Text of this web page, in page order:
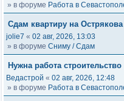
» в форуме Работа в
Сдам квартиру на Острякова
jolie7 « 02 авг, 2026, 13:03
» в форуме Сниму / Сдам
Нужна работа строительство
Ведастрой « 02 авг, 2026, 12:48
» в форуме Работа в